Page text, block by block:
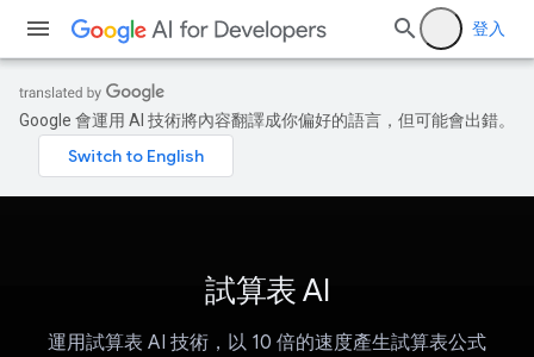
登入
Google 會運用 AI 技術將內容翻譯成你偏好的語言，但可能會出錯。
試算表 AI
運用試算表 AI 技術，以 10 倍的速度產生試算表公式